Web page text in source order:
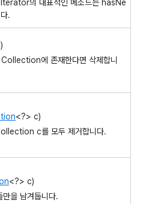
Iterator의 대표적인 메소드는 hasNe
.
에 존재한다면 삭제합니
<?> c)
c를 모두 제거합니다.
<?> c)
을 남겨둡니다.